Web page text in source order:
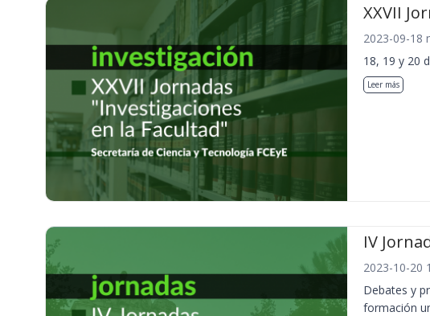
XXVII
2023-09-18
18, 19 y 20
Leer más
IV
2023-10-20
Debates y
formación